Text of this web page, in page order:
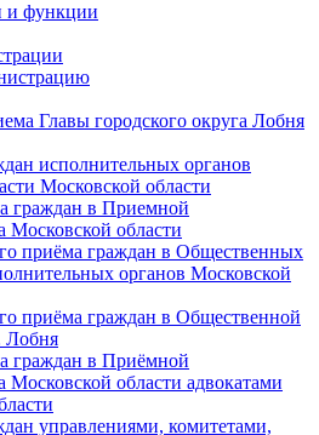
и функции
Главы городского округа Лобня
исполнительных органов
Московской области
граждан в Приемной
Московской области
приёма граждан в Общественных
органов Московской
приёма граждан в Общественной
Лобня
граждан в Приёмной
Московской области адвокатами
управлениями, комитетами,